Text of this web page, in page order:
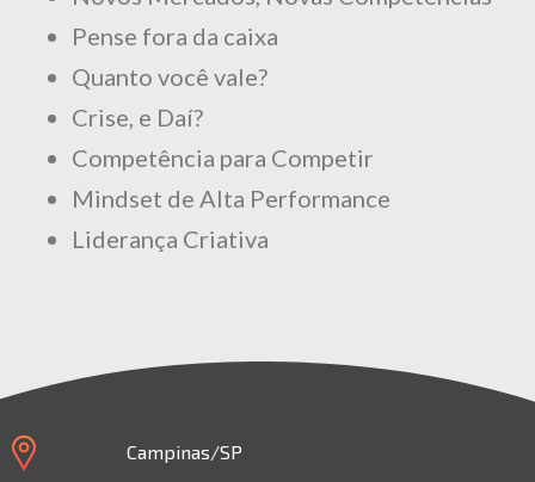
Pense fora da caixa
Quanto você vale?
Crise, e Daí?
Competência para Competir
Mindset de Alta Performance
Liderança Criativa
Campinas/SP